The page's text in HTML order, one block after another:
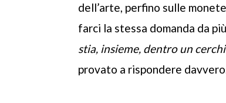
dell’arte, perfino sulle
farci la stessa domanda da
stia, insieme, dentro un
provato a rispondere